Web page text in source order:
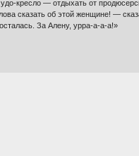
кресло — отдыхать от
сказать об этой женщине! —
За Алену, урра-а-а-а!»